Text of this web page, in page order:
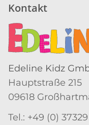
Kontakt
Edeline Kidz
Hauptstraße 215
09618
Tel.: +49 (0)